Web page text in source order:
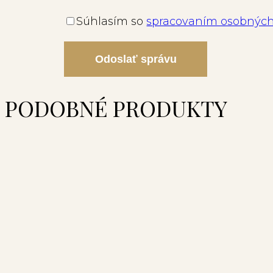
Súhlasím sospracovaním
Odoslať správu
PODOBNÉ PRODUKTY